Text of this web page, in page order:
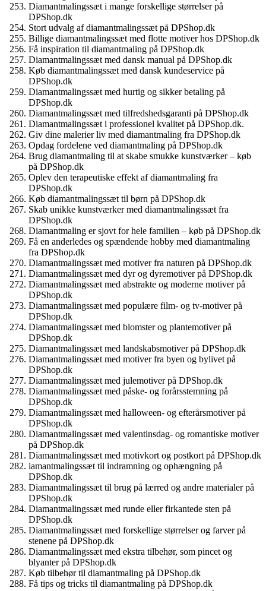
Diamantmalingssæt i mange forskellige størrelser på
DPShop.dk
Stort udvalg af diamantmalingssæt på DPShop.dk
Billige diamantmalingssæt med flotte motiver hos DPShop.dk
Få inspiration til diamantmaling på DPShop.dk
Diamantmalingssæt med dansk manual på DPShop.dk
Køb diamantmalingssæt med dansk kundeservice på
DPShop.dk
Diamantmalingssæt med hurtig og sikker betaling på
DPShop.dk
Diamantmalingssæt med tilfredshedsgaranti på DPShop.dk
Diamantmalingssæt i professionel kvalitet på DPShop.dk.
Giv dine malerier liv med diamantmaling fra DPShop.dk
Opdag fordelene ved diamantmaling på DPShop.dk
Brug diamantmaling til at skabe smukke kunstværker – køb
på DPShop.dk
Oplev den terapeutiske effekt af diamantmaling fra
DPShop.dk
Køb diamantmalingssæt til børn på DPShop.dk
Skab unikke kunstværker med diamantmalingssæt fra
DPShop.dk
Diamantmaling er sjovt for hele familien – køb på DPShop.dk
Få en anderledes og spændende hobby med diamantmaling
fra DPShop.dk
Diamantmalingssæt med motiver fra naturen på DPShop.dk
Diamantmalingssæt med dyr og dyremotiver på DPShop.dk
Diamantmalingssæt med abstrakte og moderne motiver på
DPShop.dk
Diamantmalingssæt med populære film- og tv-motiver på
DPShop.dk
Diamantmalingssæt med blomster og plantemotiver på
DPShop.dk
Diamantmalingssæt med landskabsmotiver på DPShop.dk
Diamantmalingssæt med motiver fra byen og bylivet på
DPShop.dk
Diamantmalingssæt med julemotiver på DPShop.dk
Diamantmalingssæt med påske- og forårsstemning på
DPShop.dk
Diamantmalingssæt med halloween- og efterårsmotiver på
DPShop.dk
Diamantmalingssæt med valentinsdag- og romantiske motiver
på DPShop.dk
Diamantmalingssæt med motivkort og postkort på DPShop.dk
iamantmalingssæt til indramning og ophængning på
DPShop.dk
Diamantmalingssæt til brug på lærred og andre materialer på
DPShop.dk
Diamantmalingssæt med runde eller firkantede sten på
DPShop.dk
Diamantmalingssæt med forskellige størrelser og farver på
stenene på DPShop.dk
Diamantmalingssæt med ekstra tilbehør, som pincet og
blyanter på DPShop.dk
Køb tilbehør til diamantmaling på DPShop.dk
Få tips og tricks til diamantmaling på DPShop.dk